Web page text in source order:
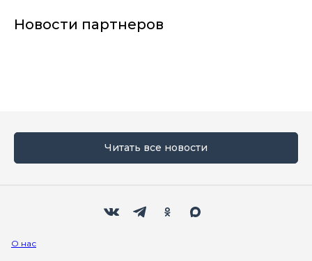
Новости партнеров
Читать все новости
О нас